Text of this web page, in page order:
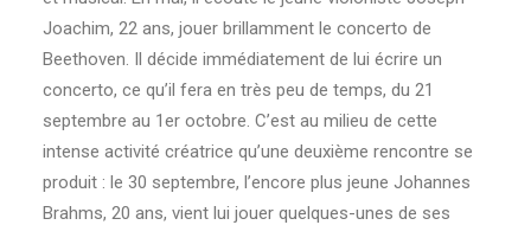
Joachim, 22 ans, jouer brillamment le concerto de
Beethoven. Il décide immédiatement de lui écrire un
concerto, ce qu’il fera en très peu de temps, du 21
septembre au 1er octobre. C’est au milieu de cette
intense activité créatrice qu’une deuxième rencontre se
produit : le 30 septembre, l’encore plus jeune Johannes
Brahms, 20 ans, vient lui jouer quelques-unes de ses